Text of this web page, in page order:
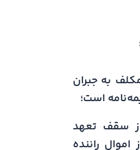
به جبران
است؛
سقف تعهد
اموال راننده